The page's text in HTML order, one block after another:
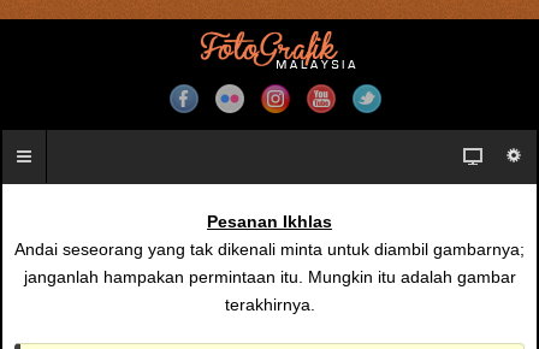
Pesanan Ikhlas
Andai seseorang yang tak dikenali minta untuk diambil gambarnya;
janganlah hampakan permintaan itu. Mungkin itu adalah gambar
terakhirnya.